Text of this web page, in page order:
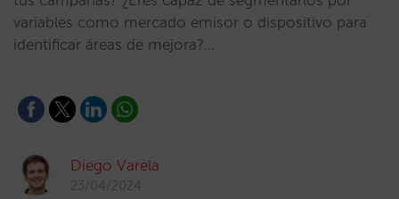
variables como mercado emisor o dispositivo para
identificar áreas de mejora?…
Diego Varela
23/04/2024